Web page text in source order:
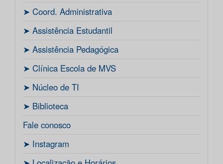
ㅤ➤ Coord. Administrativa
ㅤ➤ Assistência Estudantil
ㅤ➤ Assistência Pedagógica
ㅤ➤ Clínica Escola de MVS
ㅤ➤ Núcleo de TI
ㅤ➤ Biblioteca
Fale conosco
ㅤ➤ Instagram